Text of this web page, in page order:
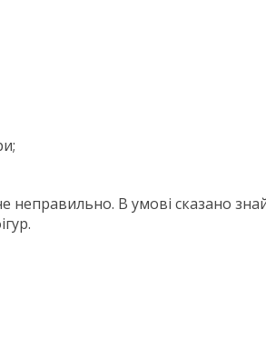
неправильно. В умові сказано